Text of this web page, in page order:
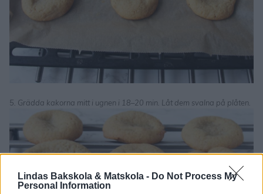
Lindas Bakskola & Matskola - Do Not Process My
Personal Information
5. Grädda kakorna mitt i ugnen i 18–20 min. Låt dem svalna på plåten.